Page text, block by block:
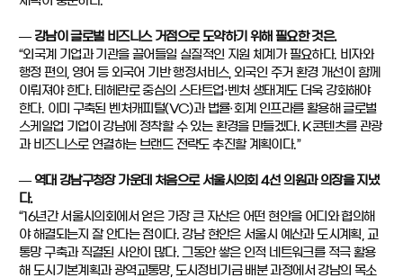
― 강남이 글로벌 비즈니스 거점으로 도약하기 위해 필요한 것은.
“외국계 기업과 기관을 끌어들일 실질적인 지원 체계가 필요하다. 비자와
행정 편의, 영어 등 외국어 기반 행정서비스, 외국인 주거 환경 개선이 함께
이뤄져야 한다. 테헤란로 중심의 스타트업·벤처 생태계도 더욱 강화해야
한다. 이미 구축된 벤처캐피털(VC)과 법률·회계 인프라를 활용해 글로벌
스케일업 기업이 강남에 정착할 수 있는 환경을 만들겠다. K콘텐츠를 관광
과 비즈니스로 연결하는 브랜드 전략도 추진할 계획이다.”
― 역대 강남구청장 가운데 처음으로 서울시의회 4선 의원과 의장을 지냈
다.
“16년간 서울시의회에서 얻은 가장 큰 자산은 어떤 현안을 어디와 협의해
야 해결되는지 잘 안다는 점이다. 강남 현안은 서울시 예산과 도시계획, 교
통망 구축과 직결된 사안이 많다. 그동안 쌓은 인적 네트워크를 적극 활용
해 도시기본계획과 광역교통망, 도시정비기금 배분 과정에서 강남의 목소